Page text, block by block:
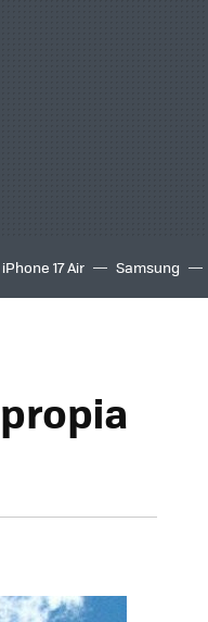
iPhone 17 Air Samsung